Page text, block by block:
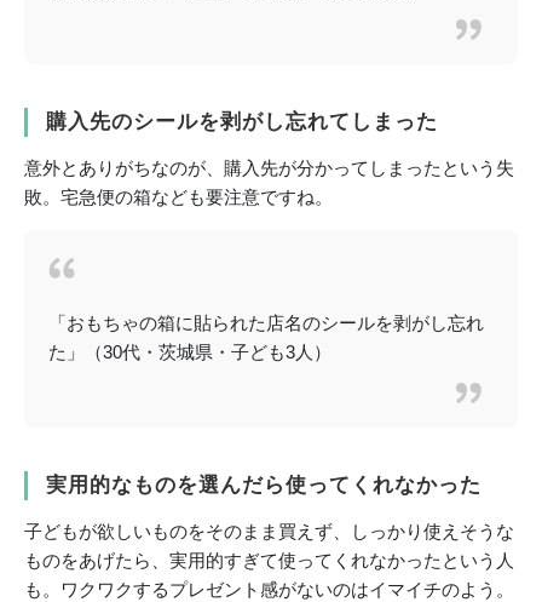
購入先のシールを剥がし忘れてしまった
意外とありがちなのが、購入先が分かってしまったという失
敗。宅急便の箱なども要注意ですね。
「おもちゃの箱に貼られた店名のシールを剥がし忘れ
た」（30代・茨城県・子ども3人）
実用的なものを選んだら使ってくれなかった
子どもが欲しいものをそのまま買えず、しっかり使えそうな
ものをあげたら、実用的すぎて使ってくれなかったという人
も。ワクワクするプレゼント感がないのはイマイチのよう。